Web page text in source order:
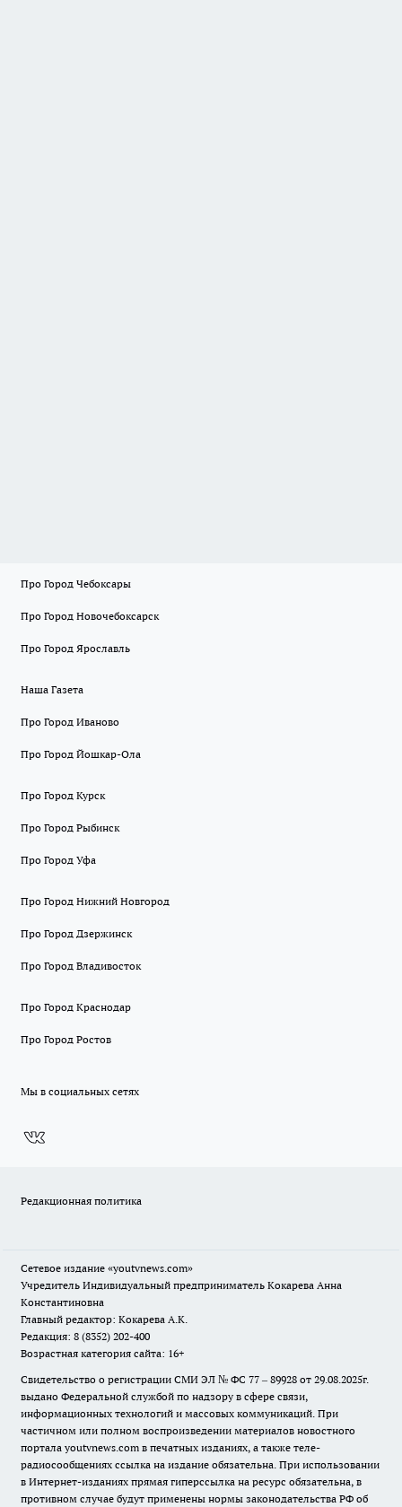
Про Город Чебоксары
Про Город Новочебоксарск
Про Город Ярославль
Наша Газета
Про Город Иваново
Про Город Йошкар-Ола
Про Город Курск
Про Город Рыбинск
Про Город Уфа
Про Город Нижний Новгород
Про Город Дзержинск
Про Город Владивосток
Про Город Краснодар
Про Город Ростов
Мы в социальных сетях
Редакционная политика
Сетевое издание «youtvnews.com»
Учредитель Индивидуальный предприниматель Кокарева Анна
Константиновна
Главный редактор: Кокарева А.К.
Редакция: 8 (8352) 202-400
Возрастная категория сайта: 16+
Свидетельство о регистрации СМИ ЭЛ № ФС 77 – 89928 от 29.08.2025г.
выдано Федеральной службой по надзору в сфере связи,
информационных технологий и массовых коммуникаций. При
частичном или полном воспроизведении материалов новостного
портала youtvnews.com в печатных изданиях, а также теле-
радиосообщениях ссылка на издание обязательна. При использовании
в Интернет-изданиях прямая гиперссылка на ресурс обязательна, в
противном случае будут применены нормы законодательства РФ об